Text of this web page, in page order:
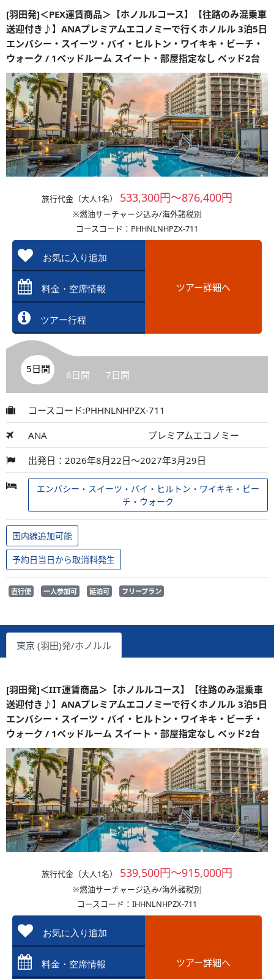
[羽田発]＜PEX運賃商品＞【ホノルルコース】【往路のみ混乗車
送迎付き♪】ANAプレミアムエコノミーで行くホノルル 3泊5日
エンバシー・スイーツ・バイ・ヒルトン・ワイキキ・ビーチ・
ウォーク / 1ベッドルーム スイート・部屋指定なし ベッド2台
旅行代金（大人1名） 533,300円～876,400円
※燃油サーチャージ込み/海外諸税別
コースコード：PHHNLNHPZX-711
お気に入り追加
料金・空席情報
ツアー行程
ツアー詳細へ
5日間 6日間 7日間
コースコード:PHHNLNHPZX-711
ANA プレミアムエコノミー
出発日：2026年8月22日～2027年3月29日
エンバシー・スイーツ・バイ・ヒルトン・ワイキキ・ビー
チ・ウォーク
国内線追加可能
予約日当日から取消料発生
直行便 一人参加可 延泊可 フリープラン
東京 (羽田)発/ホノルル
[羽田発]＜IIT運賃商品＞【ホノルルコース】【往路のみ混乗車
送迎付き♪】ANAプレミアムエコノミーで行くホノルル 3泊5日
エンバシー・スイーツ・バイ・ヒルトン・ワイキキ・ビーチ・
ウォーク / 1ベッドルーム スイート・部屋指定なし ベッド2台
旅行代金（大人1名） 539,500円～915,000円
※燃油サーチャージ込み/海外諸税別
コースコード：IHHNLNHPZX-711
お気に入り追加
料金・空席情報 ツアー詳細へ